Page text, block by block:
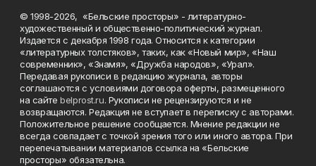
© 1998-2026, «Бельские просторы» - литературно-
художественный и общественно-политический журнал.
Издается с декабря 1998 года. Относится к категории
«литературных толстяков», таких, как «Новый мир», «Наш
современник», «Знамя», «Дружба народов», «Урал».
Передавая рукописи в редакцию журнала, авторы
соглашаются с условиями договора оферты, размещенного
на сайтеbelprost.ru. Рукописи не рецензируются и не
возвращаются. Редакция не вступает в переписку с авторами.
Положительное решение сообщается. Мнение редакции не
всегда совпадает с точкой зрения того или иного автора. При
перепечатывании материалов ссылка на «Бельские
просторы» обязательна.